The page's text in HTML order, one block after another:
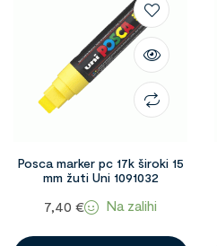
Posca marker pc 17k široki 15
mm žuti Uni 1091032
7,40€ Na zalihi